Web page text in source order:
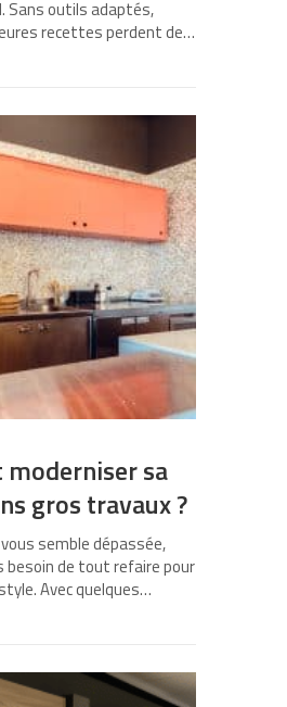
Sans outils adaptés,
recettes perdent de…
sa
gros travaux ?
semble dépassée,
besoin de tout refaire pour
Avec quelques…